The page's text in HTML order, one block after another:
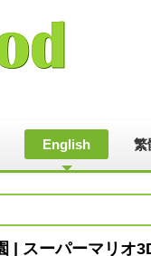
English 繁
| スーパーマリ